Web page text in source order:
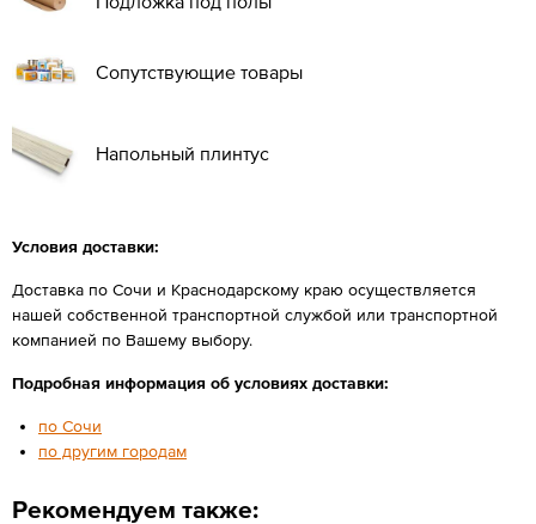
Сопутствующие товары
Напольный плинтус
Условия доставки:
Доставка по Сочи и Краснодарскому краю осуществляется
нашей собственной транспортной службой или транспортной
компанией по Вашему выбору.
Подробная информация об условиях доставки:
по Сочи
по другим городам
Рекомендуем также: